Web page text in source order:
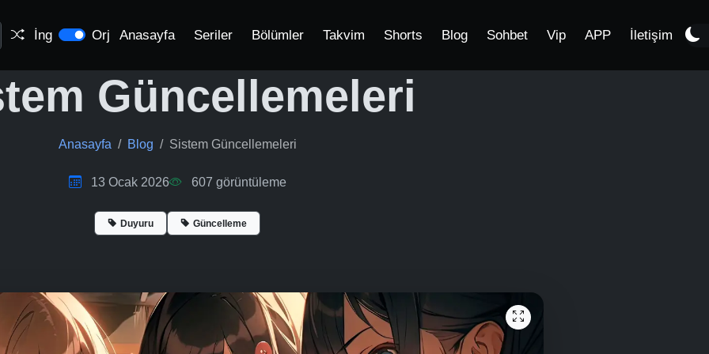
İng Orj Anasayfa Seriler Bölümler Takvim Shorts Blog Sohbet Vip APP İletişim
Güncellemeleri
Anasayfa Blog Sistem Güncellemeleri
13 Ocak 2026 607 görüntüleme
Duyuru Güncelleme